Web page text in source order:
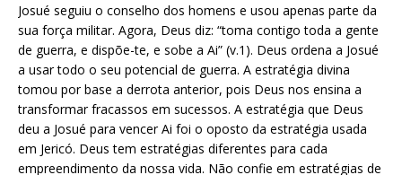
Josué seguiu o conselho dos homens e usou apenas parte da
sua força militar. Agora, Deus diz: “toma contigo toda a gente
de guerra, e dispõe-te, e sobe a Ai” (v.1). Deus ordena a Josué
a usar todo o seu potencial de guerra. A estratégia divina
tomou por base a derrota anterior, pois Deus nos ensina a
transformar fracassos em sucessos. A estratégia que Deus
deu a Josué para vencer Ai foi o oposto da estratégia usada
em Jericó. Deus tem estratégias diferentes para cada
empreendimento da nossa vida. Não confie em estratégias de